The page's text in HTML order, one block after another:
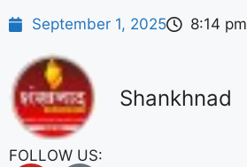
September 1, 2025 8:14 pm
Shankhnad
FOLLOW US: